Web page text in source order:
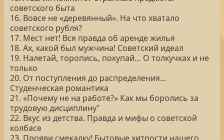
советского быта
16. Вовсе не «деревянный». На что хватало
советского рубля?
17. Мест нет! Вся правда об аренде жилья
18. Ах, какой был мужчина! Советский идеал
19. Налетай, торопись, покупай… О толкучках и не
только
20. От поступления до распределения...
Студенческая романтика
21. «Почему не на работе?» Как мы боролись за
трудовую дисциплину"
22. Вкус из детства. Правда и мифы о советской
колбасе